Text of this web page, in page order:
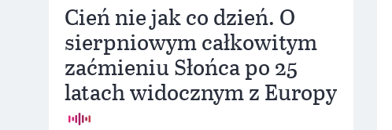
Cień nie jak co dzień. O
sierpniowym całkowitym
zaćmieniu Słońca po 25
latach widocznym z Europy